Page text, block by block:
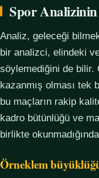
Spor Analizinin
Analiz, geleceği
bir analizci, elindeki
söylemediğini de bilir.
kazanmış olması tek
bu maçların rakip
kadro bütünlüğü ve
birlikte
Örneklem